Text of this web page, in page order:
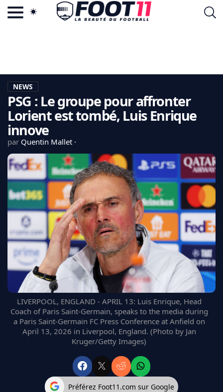
LA CHARTE
VIE PRIVÉE
CGU
CONTACTEZ-NOUS
MERCATO
PSG
LIGUE 1
REAL MADRID
FC BARCELONE
MANCHESTER UNITED
CHELSEA
ARSENAL
BAYERN
L'AVIS DE LA RÉDAC'
NEWS
PSG : Le groupe pour affronter
Lorient est tombé, Luis Enrique
innove
par Quentin Mallet
LIVERPOOL, ENGLAND - APRIL 13: Luis Enrique, Head
Coach of Paris Saint-Germain, speaks to the media during
a Paris Saint-Germain FC Press Conference at Anfield on
April 13, 2026 in Liverpool, England. (Photo by Jan
Kruger/Getty Images)
Préférez Foot11.com sur Google